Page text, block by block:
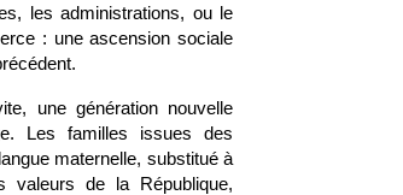
les administrations, ou le
: une ascension sociale
une génération nouvelle
Les familles issues des
maternelle, substitué à
valeurs de la République,